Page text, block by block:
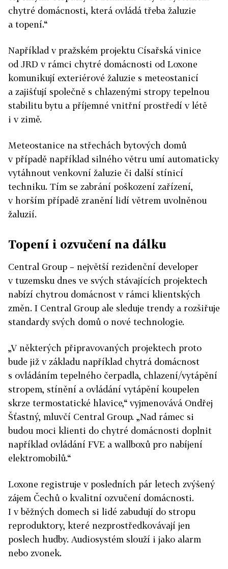
chytré domácnosti, která ovládá třeba žaluzie
a topení.“
Například v pražském projektu Císařská vinice
od JRD v rámci chytré domácnosti od Loxone
komunikují exteriérové žaluzie s meteostanicí
a zajišťují společně s chlazenými stropy tepelnou
stabilitu bytu a příjemné vnitřní prostředí v létě
i v zimě.
Meteostanice na střechách bytových domů
v případě například silného větru umí automaticky
vytáhnout venkovní žaluzie či další stínicí
techniku. Tím se zabrání poškození zařízení,
v horším případě zranění lidí větrem uvolněnou
žaluzií.
Topení i ozvučení na dálku
Central Group – největší rezidenční developer
v tuzemsku dnes ve svých stávajících projektech
nabízí chytrou domácnost v rámci klientských
změn. I Central Group ale sleduje trendy a rozšiřuje
standardy svých domů o nové technologie.
„V některých připravovaných projektech proto
bude již v základu například chytrá domácnost
s ovládáním tepelného čerpadla, chlazení/vytápění
stropem, stínění a ovládání vytápění koupelen
skrze termostatické hlavice,“ vyjmenovává Ondřej
Šťastný, mluvčí Central Group. „Nad rámec si
budou moci klienti do chytré domácnosti doplnit
například ovládání FVE a wallboxů pro nabíjení
elektromobilů.“
Loxone registruje v posledních pár letech zvýšený
zájem Čechů o kvalitní ozvučení domácnosti.
I v běžných domech si lidé zabudují do stropu
reproduktory, které nezprostředkovávají jen
poslech hudby. Audiosystém slouží i jako alarm
nebo zvonek.